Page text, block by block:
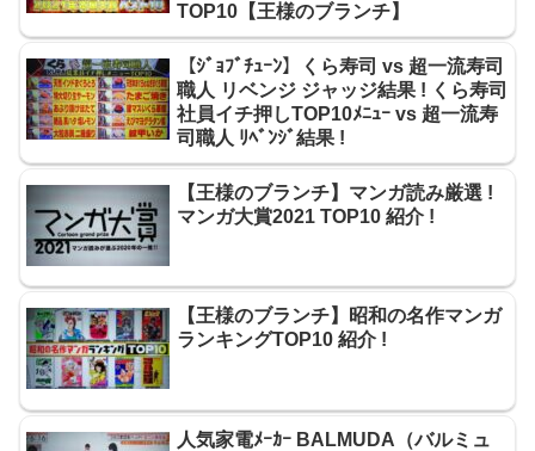
TOP10【王様のブランチ】
【ｼﾞｮﾌﾞﾁｭｰﾝ】くら寿司 vs 超一流寿司
職人 リベンジ ジャッジ結果 ! くら寿司
社員イチ押しTOP10ﾒﾆｭｰ vs 超一流寿
司職人 ﾘﾍﾞﾝｼﾞ結果 !
【王様のブランチ】マンガ読み厳選 !
マンガ大賞2021 TOP10 紹介 !
【王様のブランチ】昭和の名作マンガ
ランキングTOP10 紹介 !
人気家電ﾒｰｶｰ BALMUDA（バルミュ